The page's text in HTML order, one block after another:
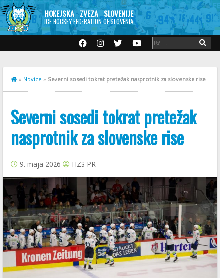
HOKEJSKA ZVEZA SLOVENIJE
ICE HOCKEY FEDERATION OF SLOVENIA
» Novice » Severni sosedi tokrat pretežak nasprotnik za slovenske rise
Severni sosedi tokrat pretežak
nasprotnik za slovenske rise
9. maja 2026 HZS PR